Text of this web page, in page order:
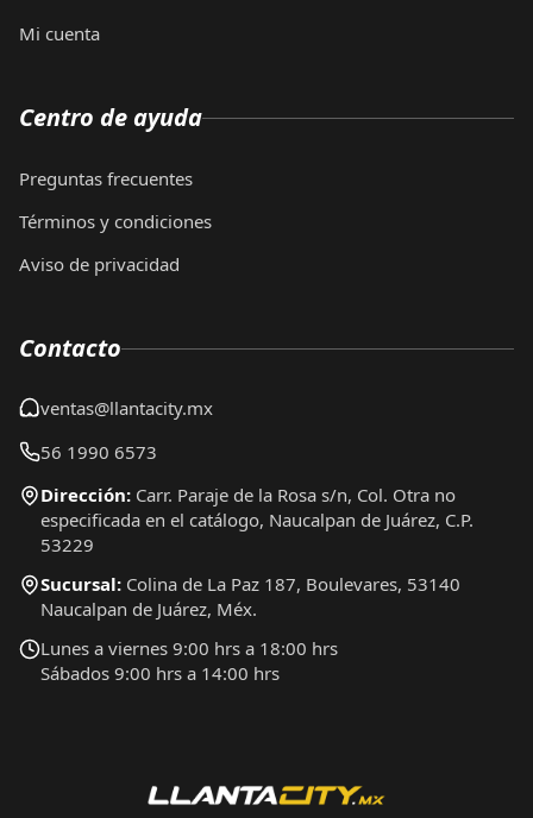
Mi cuenta
Centro de ayuda
Preguntas frecuentes
Términos y condiciones
Aviso de privacidad
Contacto
ventas@llantacity.mx
56 1990 6573
Dirección: Carr. Paraje de la Rosa s/n, Col. Otra no
especificada en el catálogo, Naucalpan de Juárez, C.P.
53229
Sucursal: Colina de La Paz 187, Boulevares, 53140
Naucalpan de Juárez, Méx.
Lunes a viernes 9:00 hrs a 18:00 hrs
Sábados 9:00 hrs a 14:00 hrs